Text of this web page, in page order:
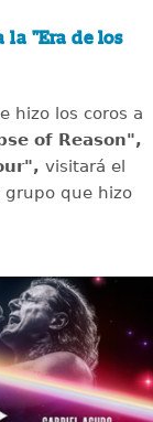
la "Era de los
hizo los coros a
of Reason",
visitará el
grupo que hizo